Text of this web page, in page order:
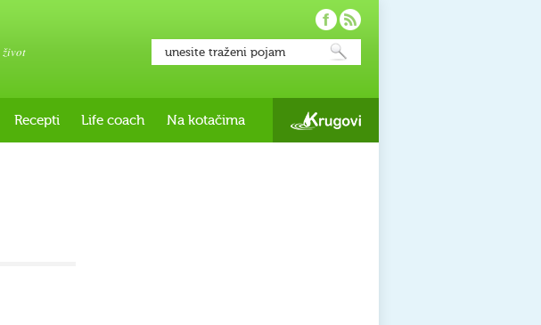
život
Recepti Life coach Na kotačima